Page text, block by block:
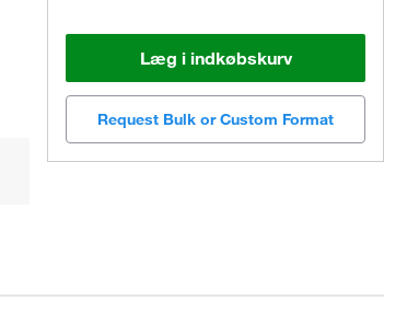
Læg i indkøbskurv
Request Bulk or Custom Format